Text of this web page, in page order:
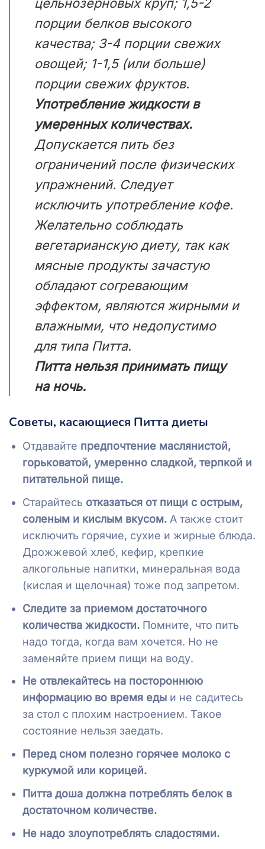
порции белков высокого
качества; 3-4 порции свежих
овощей; 1-1,5 (или больше)
порции свежих фруктов.
Употребление жидкости в
умеренных количествах.
Допускается пить без
ограничений после физических
упражнений. Следует
исключить употребление кофе.
Желательно соблюдать
вегетарианскую диету, так как
мясные продукты зачастую
обладают согревающим
эффектом, являются жирными и
влажными, что недопустимо
для типа Питта.
Питта нельзя принимать пищу
на ночь.
Советы, касающиеся Питта диеты
Отдавайте предпочтение маслянистой,
горьковатой, умеренно сладкой, терпкой и
питательной пище.
Старайтесь отказаться от пищи с острым,
соленым и кислым вкусом. А также стоит
исключить горячие, сухие и жирные блюда.
Дрожжевой хлеб, кефир, крепкие
алкогольные напитки, минеральная вода
(кислая и щелочная) тоже под запретом.
Следите за приемом достаточного
количества жидкости. Помните, что пить
надо тогда, когда вам хочется. Но не
заменяйте прием пищи на воду.
Не отвлекайтесь на постороннюю
информацию во время еды и не садитесь
за стол с плохим настроением. Такое
состояние нельзя заедать.
Перед сном полезно горячее молоко с
куркумой или корицей.
Питта доша должна потреблять белок в
достаточном количестве.
Не надо злоупотреблять сладостями.